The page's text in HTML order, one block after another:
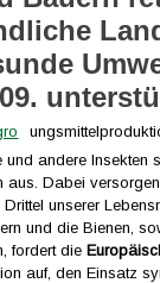
und andere Insekten
aus. Dabei
unserer
und die Bienen,
fordert die
auf, den Einsatz